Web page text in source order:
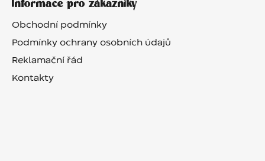
Informace pro zákazníky
Obchodní podmínky
Podmínky ochrany osobních údajů
Reklamační řád
Kontakty